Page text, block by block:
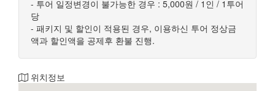
- 투어 일정변경이 불가능한 경우 : 5,000원 / 1인 / 1투어
당
- 패키지 및 할인이 적용된 경우, 이용하신 투어 정상금
액과 할인액을 공제후 환불 진행.
위치정보